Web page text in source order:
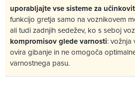
uporabljajte vse sisteme za
funkcijo gretja samo na voznikovem
ali tudi zadnjih sedežev, ko s seboj
kompromisov glede varnosti: vožnja
ovira gibanje in ne omogoča
varnostnega pasu.